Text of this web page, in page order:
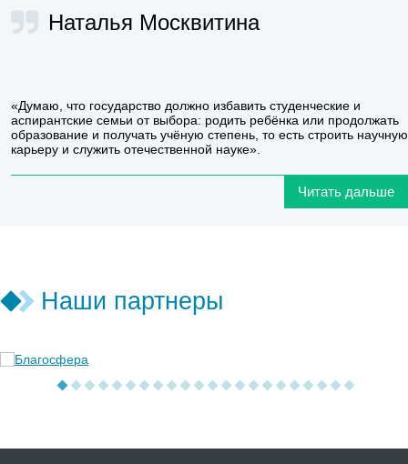
Наталья Москвитина
«Думаю, что государство должно избавить студенческие и
аспирантские семьи от выбора: родить ребёнка или продолжать
образование и получать учёную степень, то есть строить научную
карьеру и служить отечественной науке».
Читать дальше
Наши партнеры